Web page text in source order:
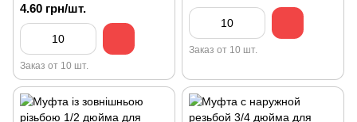
4.60 грн/шт.
Заказ от 10 шт.
Заказ от 10 шт.